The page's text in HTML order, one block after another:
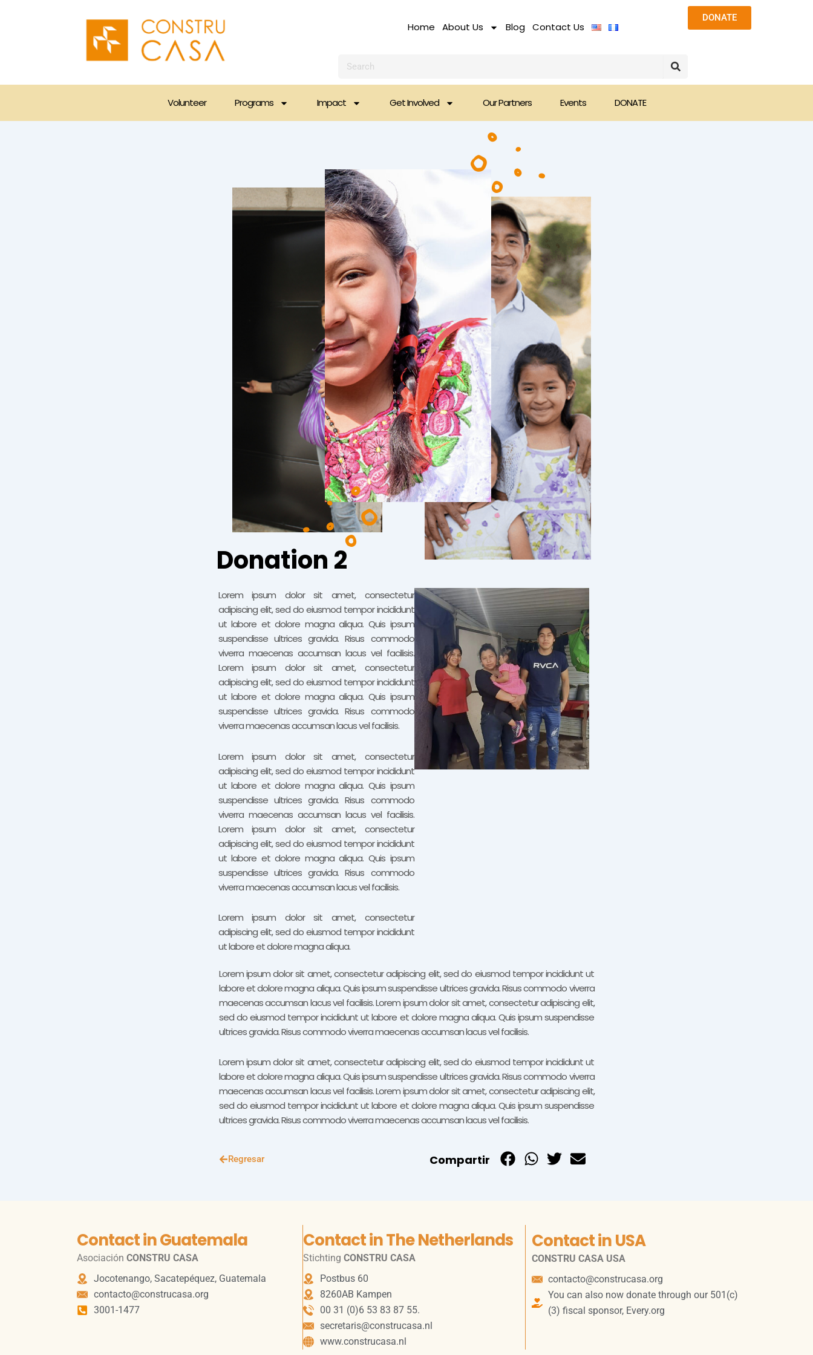
Home About Us Blog Contact Us
DONATE
Volunteer Programs Impact Get Involved Our Partners Events DONATE
Donation 2
Lorem ipsum dolor sit amet, consectetur
adipiscing elit, sed do eiusmod tempor incididunt
ut labore et dolore magna aliqua. Quis ipsum
suspendisse ultrices gravida. Risus commodo
viverra maecenas accumsan lacus vel facilisis.
Lorem ipsum dolor sit amet, consectetur
adipiscing elit, sed do eiusmod tempor incididunt
ut labore et dolore magna aliqua. Quis ipsum
suspendisse ultrices gravida. Risus commodo
viverra maecenas accumsan lacus vel facilisis.
Lorem ipsum dolor sit amet, consectetur
adipiscing elit, sed do eiusmod tempor incididunt
ut labore et dolore magna aliqua. Quis ipsum
suspendisse ultrices gravida. Risus commodo
viverra maecenas accumsan lacus vel facilisis.
Lorem ipsum dolor sit amet, consectetur
adipiscing elit, sed do eiusmod tempor incididunt
ut labore et dolore magna aliqua. Quis ipsum
suspendisse ultrices gravida. Risus commodo
viverra maecenas accumsan lacus vel facilisis.
Lorem ipsum dolor sit amet, consectetur
adipiscing elit, sed do eiusmod tempor incididunt
ut labore et dolore magna aliqua.
Lorem ipsum dolor sit amet, consectetur adipiscing elit, sed do eiusmod tempor incididunt ut
labore et dolore magna aliqua. Quis ipsum suspendisse ultrices gravida. Risus commodo viverra
maecenas accumsan lacus vel facilisis. Lorem ipsum dolor sit amet, consectetur adipiscing elit,
sed do eiusmod tempor incididunt ut labore et dolore magna aliqua. Quis ipsum suspendisse
ultrices gravida. Risus commodo viverra maecenas accumsan lacus vel facilisis.
Lorem ipsum dolor sit amet, consectetur adipiscing elit, sed do eiusmod tempor incididunt ut
labore et dolore magna aliqua. Quis ipsum suspendisse ultrices gravida. Risus commodo viverra
maecenas accumsan lacus vel facilisis. Lorem ipsum dolor sit amet, consectetur adipiscing elit,
sed do eiusmod tempor incididunt ut labore et dolore magna aliqua. Quis ipsum suspendisse
ultrices gravida. Risus commodo viverra maecenas accumsan lacus vel facilisis.
Regresar Compartir
Contact in Guatemala
Asociación CONSTRU CASA
Jocotenango, Sacatepéquez, Guatemala
contacto@construcasa.org
3001-1477
Contact in The Netherlands
StichtingCONSTRU CASA
Postbus 60
8260AB Kampen
‭00 31 (0)6 53 83 87 55.
secretaris@construcasa.nl
www.construcasa.nl
Contact in USA
CONSTRU CASA USA
contacto@construcasa.org
You can also now donate through our 501(c)
(3) fiscal sponsor, Every.org